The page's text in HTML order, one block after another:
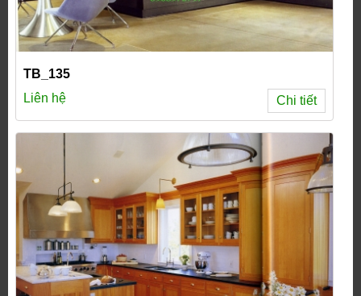
TB_135
Liên hệ
Chi tiết